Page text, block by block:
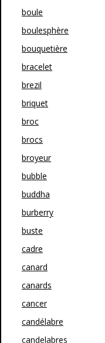
boule
boulesphère
bouquetière
bracelet
brezil
briquet
broc
brocs
broyeur
bubble
buddha
burberry
buste
cadre
canard
canards
cancer
candélabre
candelabres